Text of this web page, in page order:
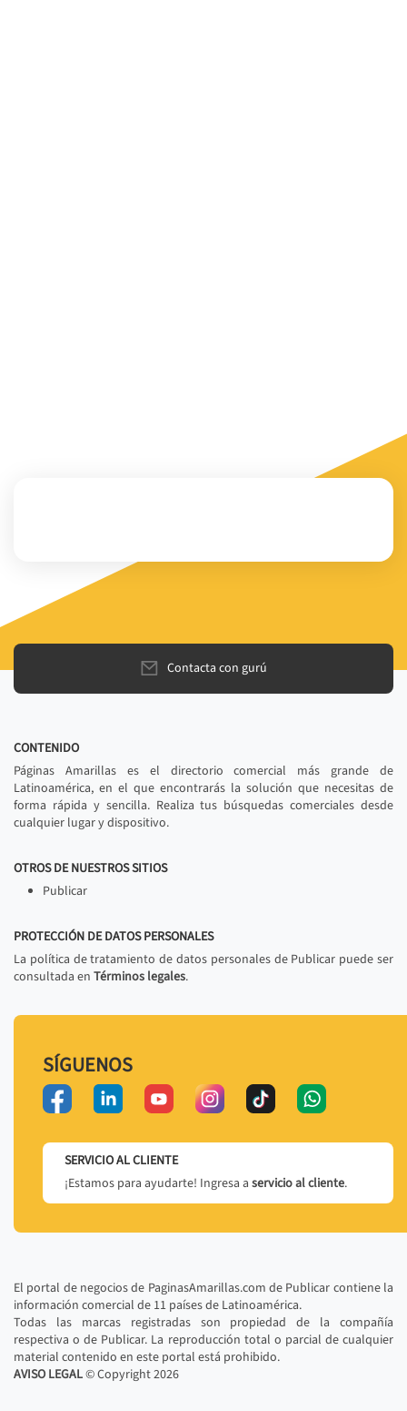
Contacta con gurú
CONTENIDO
Páginas Amarillas es el directorio comercial más grande de
Latinoamérica, en el que encontrarás la solución que necesitas de
forma rápida y sencilla. Realiza tus búsquedas comerciales desde
cualquier lugar y dispositivo.
OTROS DE NUESTROS SITIOS
Publicar
PROTECCIÓN DE DATOS PERSONALES
La política de tratamiento de datos personales de Publicar puede ser
consultada en Términos legales.
SÍGUENOS
SERVICIO AL CLIENTE
¡Estamos para ayudarte! Ingresa a servicio al cliente.
El portal de negocios de PaginasAmarillas.com de Publicar contiene la
información comercial de 11 países de Latinoamérica.
Todas las marcas registradas son propiedad de la compañía
respectiva o de Publicar. La reproducción total o parcial de cualquier
material contenido en este portal está prohibido.
AVISO LEGAL© Copyright2026